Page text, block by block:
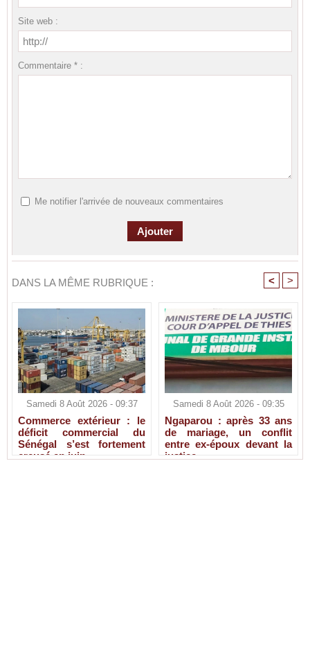
Site web :
Commentaire * :
Me notifier l'arrivée de nouveaux commentaires
DANS LA MÊME RUBRIQUE : < >
Samedi 8 Août 2026 - 09:37
Commerce extérieur : le
déficit commercial du
Sénégal s’est fortement
creusé en juin
Samedi 8 Août 2026 - 09:35
Ngaparou : après 33 ans
de mariage, un conflit
entre ex-époux devant la
justice